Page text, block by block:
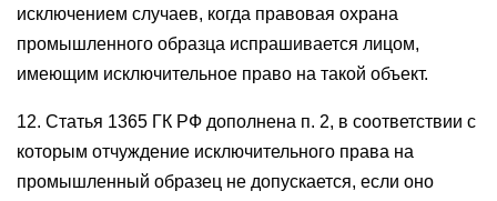
исключением случаев, когда правовая охрана
промышленного образца испрашивается лицом,
имеющим исключительное право на такой объект.
12. Статья 1365 ГК РФ дополнена п. 2, в соответствии с
которым отчуждение исключительного права на
промышленный образец не допускается, если оно